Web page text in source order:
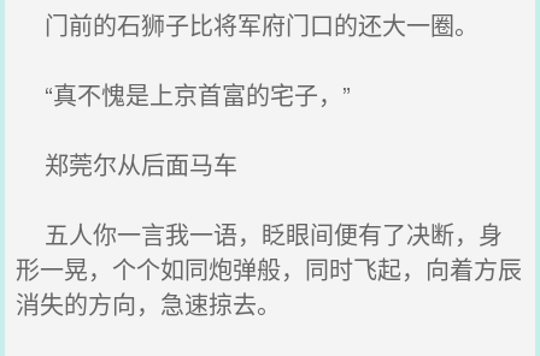
门前的石狮子比将军府门口的还大一圈。
“真不愧是上京首富的宅子，”
郑莞尔从后面马车
五人你一言我一语，眨眼间便有了决断，身
形一晃，个个如同炮弹般，同时飞起，向着方辰
消失的方向，急速掠去。